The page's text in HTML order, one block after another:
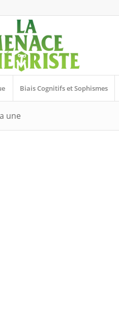
Biais Cognitifs et Sophismes
une